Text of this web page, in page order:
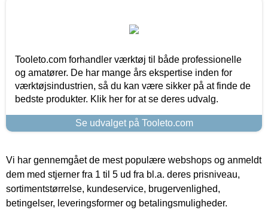
Tooleto.com forhandler værktøj til både professionelle
og amatører. De har mange års ekspertise inden for
værktøjsindustrien, så du kan være sikker på at finde de
bedste produkter. Klik her for at se deres udvalg.
Se udvalget på Tooleto.com
Vi har gennemgået de mest populære webshops og anmeldt
dem med stjerner fra 1 til 5 ud fra bl.a. deres prisniveau,
sortimentstørrelse, kundeservice, brugervenlighed,
betingelser, leveringsformer og betalingsmuligheder.